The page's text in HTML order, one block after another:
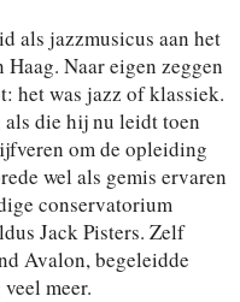
als jazzmusicus aan het
Naar eigen zeggen
het was jazz of klassiek.
die hij nu leidt toen
om de opleiding
wel als gemis ervaren
conservatorium
Jack Pisters. Zelf
Avalon, begeleidde
meer.